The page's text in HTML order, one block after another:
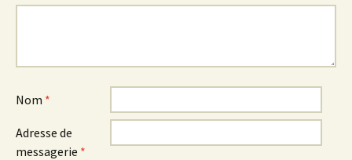
Nom *
Adresse de
messagerie *